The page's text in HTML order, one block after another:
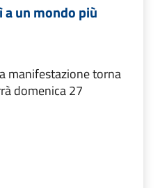
un mondo più
manifestazione torna
domenica 27